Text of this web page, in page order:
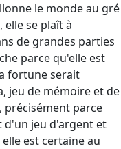
le monde au gré
elle se plaît à
de grandes parties
parce qu'elle est
fortune serait
jeu de mémoire et de
précisément parce
d'un jeu d'argent et
est certaine au